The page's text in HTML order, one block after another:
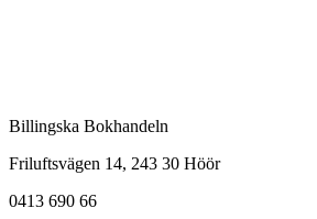
Billingska Bokhandeln
Friluftsvägen 14, 243 30 Höör
0413 690 66